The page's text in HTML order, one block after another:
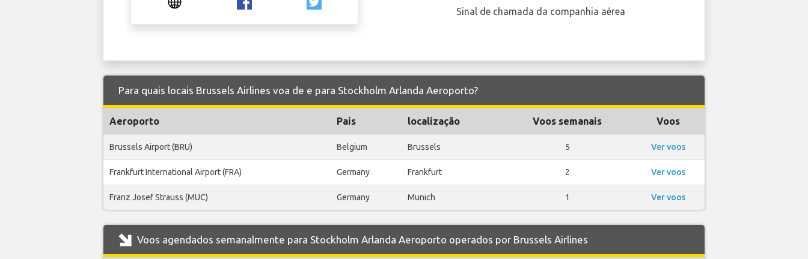
Sinal de chamada da companhia aérea
Para quais locais Brussels Airlines voa de e para Stockholm Arlanda Aeroporto?
Aeroporto País localização Voos semanais Voos
Brussels Airport (BRU) Belgium Brussels 5 Ver voos
Frankfurt International Airport (FRA) Germany Frankfurt 2 Ver voos
Franz Josef Strauss (MUC) Germany Munich 1 Ver voos
Voos agendados semanalmente para Stockholm Arlanda Aeroporto operados por Brussels Airlines